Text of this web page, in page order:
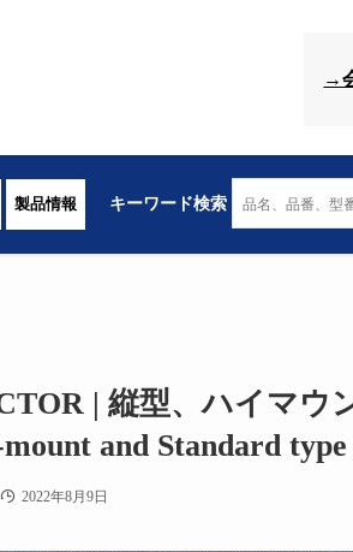
→
製品情報 キーワード検索
| 縦型、ハイマウ
and Standard
2022年8月9日